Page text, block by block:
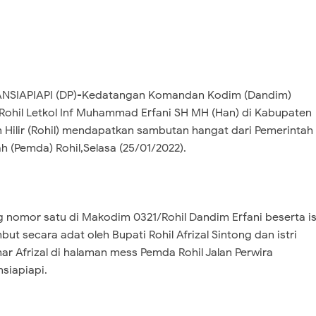
(DP)-Kedatangan Komandan Kodim (Dandim)
Letkol Inf Muhammad Erfani SH MH (Han) di Kabupaten
Hilir (Rohil) mendapatkan sambutan hangat dari Pemerintah
(Pemda) Rohil,Selasa (25/01/2022).
nomor satu di Makodim 0321/Rohil Dandim Erfani beserta
secara adat oleh Bupati Rohil Afrizal Sintong dan istri
Afrizal di halaman mess Pemda Rohil Jalan Perwira